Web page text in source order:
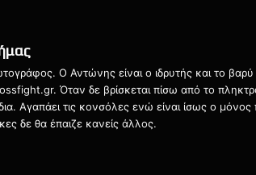
Ο Αντώνης είναι ο ιδρυτής και το
Όταν δε βρίσκεται πίσω από το
Αγαπάει τις κονσόλες ενώ είναι ίσως ο μόνος
δε θα έπαιζε κανείς άλλος.